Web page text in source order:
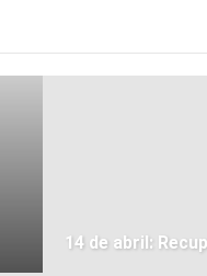
14 de abril: